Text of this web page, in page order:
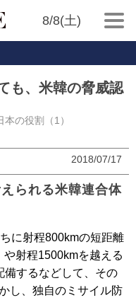
8/8(土)
も、米韓の脅威認
の役割（1）
2018/07/17
られる米韓連合体
に射程800kmの短距離
射程1500kmを越える
備するなどして、その
し、独自のミサイル防